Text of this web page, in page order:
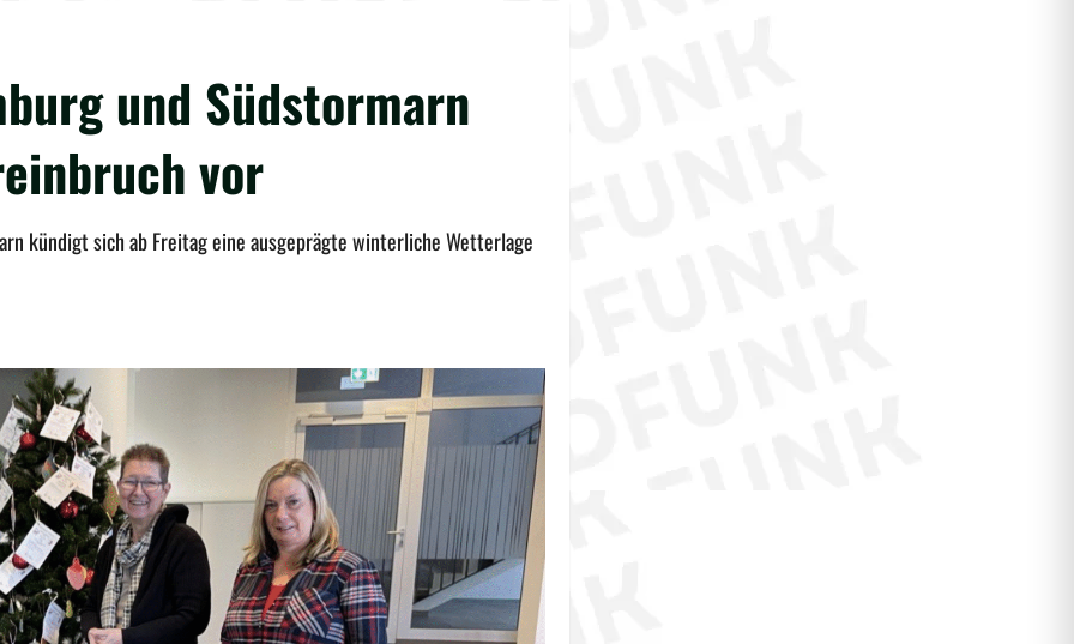
und Südstormarn
vor
kündigt sich ab Freitag eine ausgeprägte winterliche Wetterlage